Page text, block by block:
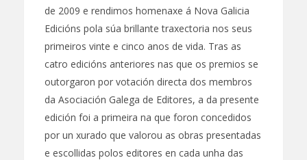
de 2009 e rendimos homenaxe á Nova Galicia
Edicións pola súa brillante traxectoria nos seus
primeiros vinte e cinco anos de vida. Tras as
catro edicións anteriores nas que os premios se
outorgaron por votación directa dos membros
da Asociación Galega de Editores, a da presente
edición foi a primeira na que foron concedidos
por un xurado que valorou as obras presentadas
e escollidas polos editores en cada unha das